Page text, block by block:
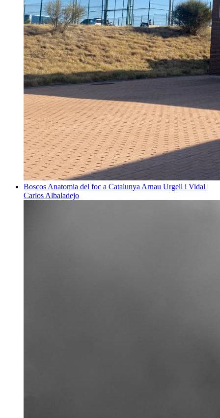
Boscos Anatomia del foc a Catalunya Arnau Urgell i Vidal |
Carlos Albaladejo